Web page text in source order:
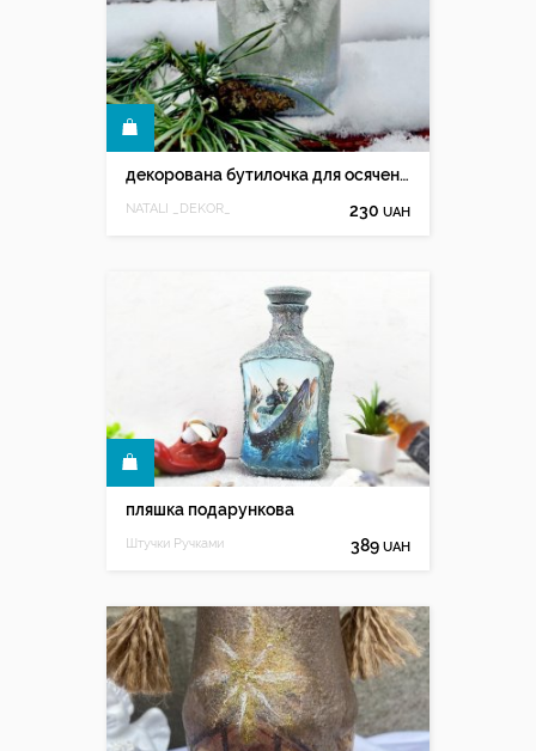
декорована бутилочка для осячення та зберігання води
NATALI _DEKOR_ 230 UAH
пляшка подарункова
Штучки Ручками 389 UAH